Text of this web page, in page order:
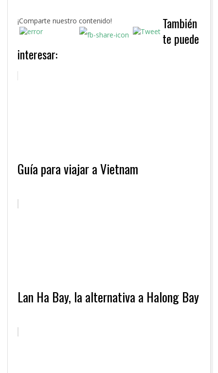
¡Comparte nuestro contenido!
También
te puede
interesar:
Guía para viajar a Vietnam
Lan Ha Bay, la alternativa a Halong Bay